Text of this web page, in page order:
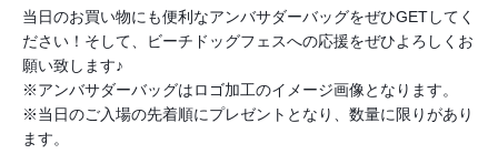
当日のお買い物にも便利なアンバサダーバッグをぜひGETしてく
ださい！そして、ビーチドッグフェスへの応援をぜひよろしくお
願い致します♪
※アンバサダーバッグはロゴ加工のイメージ画像となります。
※当日のご入場の先着順にプレゼントとなり、数量に限りがあり
ます。